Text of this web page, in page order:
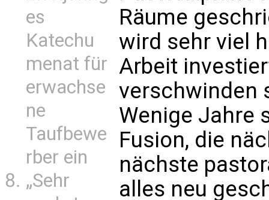
es
Katechu
menat für
erwachse
ne
Taufbewe
rber ein
„Sehr
Räume
wird sehr viel
Arbeit
verschwinden
Wenige Jahre
Fusion, die
nächste
alles neu